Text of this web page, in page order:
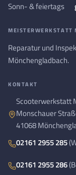
Sonn- & feiertags
MEISTERWERKSTATT
Reparatur und
Mönchengladbach.
KONTAKT
Scooterwerkstatt
Monschauer
41068
02161 2955 285
02161 2955 286